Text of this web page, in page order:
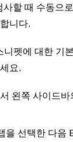
할 때 수동으
니다.
펫에 대한 기
요.
왼쪽 사이드바
을 선택한 다음